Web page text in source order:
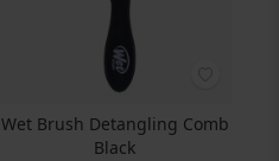
Wet Brush Detangling Comb
Black